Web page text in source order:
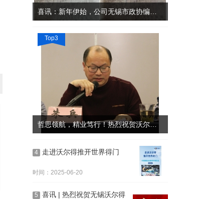
Top3
哲思领航，精业笃行！热烈祝贺沃尔得精密董事长连任无锡市哲学学会会长
4 走进沃尔得推开世界得门
时间：2025-06-20
5 喜讯 | 热烈祝贺无锡沃尔得